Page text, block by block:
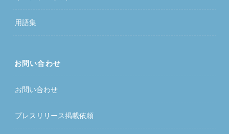
用語集
お問い合わせ
お問い合わせ
プレスリリース掲載依頼